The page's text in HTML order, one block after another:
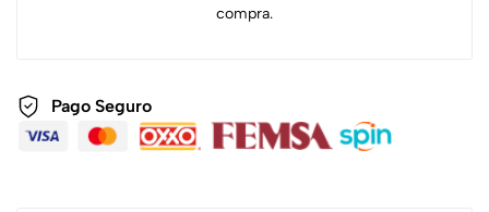
compra.
Pago Seguro